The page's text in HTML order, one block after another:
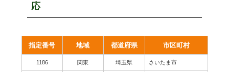
応
指定番号 地域 都道府県 市区町村
1186 関東 埼玉県 さいたま市